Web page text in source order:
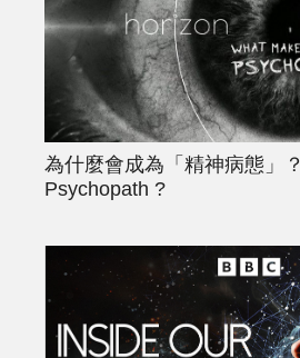
為什麼會成為「精神病態」？
Psychopath ?